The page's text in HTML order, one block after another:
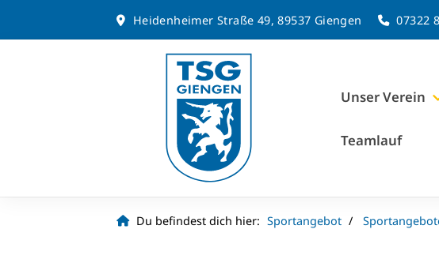
Heidenheimer Straße 49, 89537 Giengen 07322
Unser Verein
Teamlauf
Du befindest dich hier: Sportangebot